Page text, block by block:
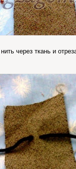
через ткань и